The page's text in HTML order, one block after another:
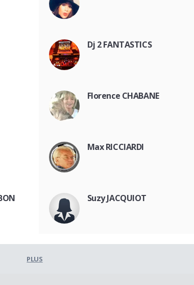
Dj 2 FANTASTICS
Florence CHABANE
Max RICCIARDI
Suzy JACQUIOT
PLUS